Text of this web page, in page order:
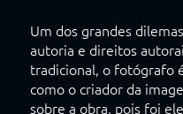
Um dos grandes
autoria e direitos
tradicional, o fotógrafo
como o criador da
sobre a obra, pois foi